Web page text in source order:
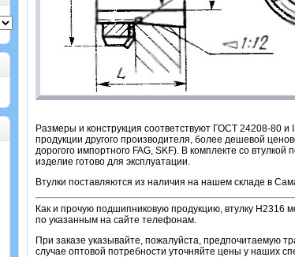
Размеры и конструкция соответствуют ГОСТ 24208-80 и
продукции другого производителя, более дешевой
дорогого импортного FAG, SKF). В комплекте со
изделие готово для эксплуатации.
Втулки поставляются из наличия на нашем складе в
Как и прочую подшипниковую продукцию, втулку H2316
по указанным на сайте телефонам.
При заказе указывайте, пожалуйста, предпочитаемую
случае оптовой потребности уточняйте цены у наших